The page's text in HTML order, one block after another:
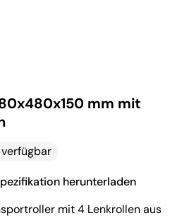
mm mit
herunterladen
mit 4 Lenkrollen aus